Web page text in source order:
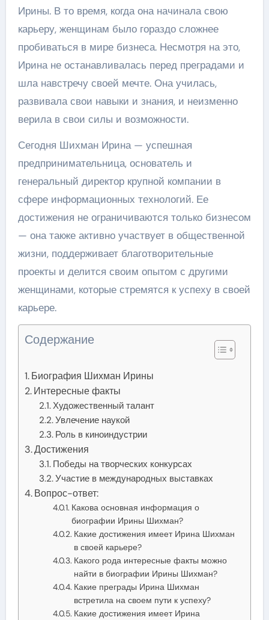
Ирины. В то время, когда она начинала свою
карьеру, женщинам было гораздо сложнее
пробиваться в мире бизнеса. Несмотря на это,
Ирина не останавливалась перед преградами и
шла навстречу своей мечте. Она училась,
развивала свои навыки и знания, и неизменно
верила в свои силы и возможности.
Сегодня Шихман Ирина — успешная
предпринимательница, основатель и
генеральный директор крупной компании в
сфере информационных технологий. Ее
достижения не ограничиваются только бизнесом
— она также активно участвует в общественной
жизни, поддерживает благотворительные
проекты и делится своим опытом с другими
женщинами, которые стремятся к успеху в своей
карьере.
Содержание
Биография Шихман Ирины
Интересные факты
Художественный талант
Увлечение наукой
Роль в киноиндустрии
Достижения
Победы на творческих конкурсах
Участие в международных выставках
Вопрос-ответ:
Какова основная информация о
биографии Ирины Шихман?
Какие достижения имеет Ирина Шихман
в своей карьере?
Какого рода интересные факты можно
найти в биографии Ирины Шихман?
Какие преграды Ирина Шихман
встретила на своем пути к успеху?
Какие достижения имеет Ирина